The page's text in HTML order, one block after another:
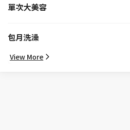
單次大美容
包月洗澡
View More